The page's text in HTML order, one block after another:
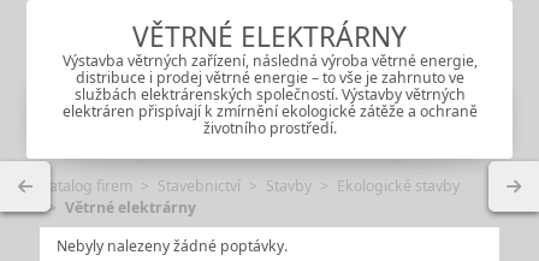
VĚTRNÉ ELEKTRÁRNY
Výstavba větrných zařízení, následná výroba větrné energie,
distribuce i prodej větrné energie – to vše je zahrnuto ve
službách elektrárenských společností. Výstavby větrných
elektráren přispívají k zmírnění ekologické zátěže a ochraně
životního prostředí.
Katalog firem Stavebnictví Stavby
Ekologické stavby
Větrné elektrárny
Nebyly nalezeny žádné poptávky.